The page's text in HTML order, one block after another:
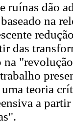
ruínas dão
na
das
teoria
a